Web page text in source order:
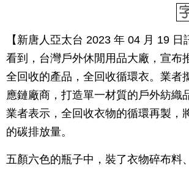
【新唐人亞太台 2023 年 04 月 19 日
看到，台灣戶外休閒用品大廠，宣布
全回收的產品，全回收循環衣。業者
應鏈廠商，打造單一材質的戶外紡織
業者表示，全回收衣物的循環再製，
的碳排放量。
五顏六色的瓶子中，裝了衣物碎布料